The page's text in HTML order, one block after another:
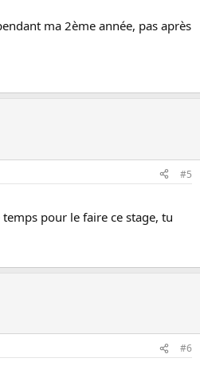
ma 2ème année, pas après
#5
pour le faire ce stage, tu
#6